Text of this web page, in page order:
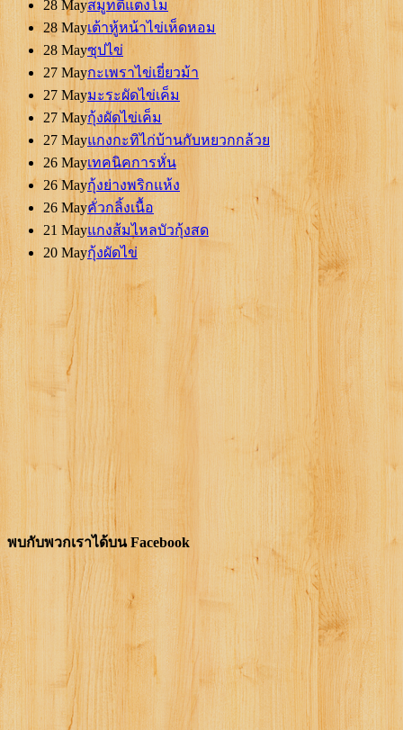
28 Mayสมูทตี้แตงโม
28 Mayเต้าหู้หน้าไข่เห็ดหอม
28 Mayซุปไข่
27 Mayกะเพราไข่เยี่ยวม้า
27 Mayมะระผัดไข่เค็ม
27 Mayกุ้งผัดไข่เค็ม
27 Mayแกงกะทิไก่บ้านกับหยวกกล้วย
26 Mayเทคนิคการหั่น
26 Mayกุ้งย่างพริกแห้ง
26 Mayคั่วกลิ้งเนื้อ
21 Mayแกงส้มไหลบัวกุ้งสด
20 Mayกุ้งผัดไข่
พบกับพวกเราได้บน Facebook